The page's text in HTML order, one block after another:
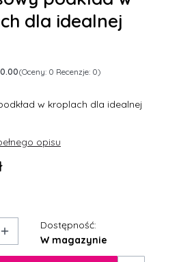
dla idealnej
0.00(Oceny: 0 Recenzje: 0)
w kroplach dla idealnej
opisu
Dostępność:
W magazynie